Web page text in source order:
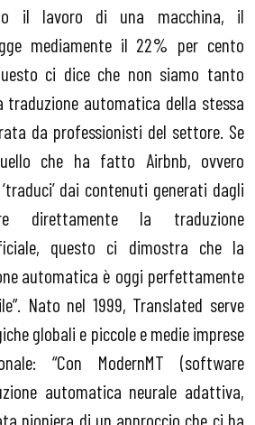
il lavoro di una macchina, il
mediamente il 22% per cento
ci dice che non siamo tanto
traduzione automatica della stessa
da professionisti del settore. Se
che ha fatto Airbnb, ovvero
dai contenuti generati dagli
direttamente la traduzione
questo ci dimostra che la
automatica è oggi perfettamente
Nato nel 1999, Translated serve
globali e piccole e medie imprese
“Con ModernMT (software
automatica neurale adattiva,
pioniera di un approccio che ci ha